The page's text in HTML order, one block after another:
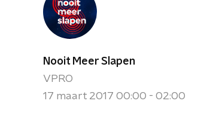
Nooit Meer Slapen
VPRO
17 maart 2017 00:00 - 02:00